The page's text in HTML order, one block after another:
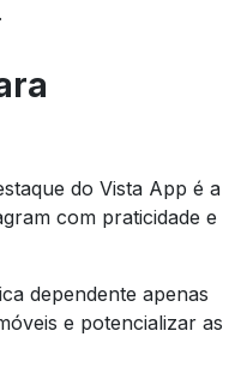
do Vista App é a
com praticidade e
dependente apenas
e potencializar as